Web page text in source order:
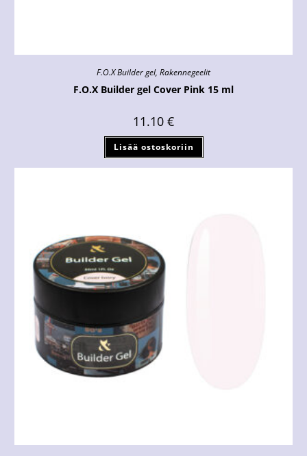
F.O.X Builder gel, Rakennegeelit
F.O.X Builder gel Cover Pink 15 ml
11.10 €
Lisää ostoskoriin